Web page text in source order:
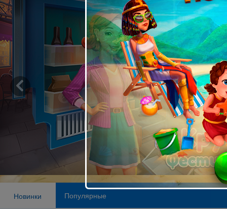
Новинки Популярные